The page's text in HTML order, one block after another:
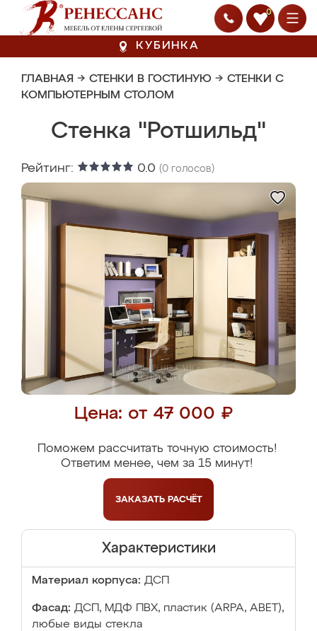
0
КУБИНКА
ГЛАВНАЯ → СТЕНКИ В ГОСТИНУЮ → СТЕНКИ С
КОМПЬЮТЕРНЫМ СТОЛОМ
Стенка "Ротшильд"
Рейтинг: 0.0 (0 голосов)
Цена: от 47 000 ₽
Поможем рассчитать точную стоимость!
Ответим менее, чем за 15 минут!
ЗАКАЗАТЬ РАСЧЁТ
Характеристики
Материал корпуса: ДСП
Фасад: ДСП, МДФ ПВХ, пластик (ARPA, ABET),
любые виды стекла